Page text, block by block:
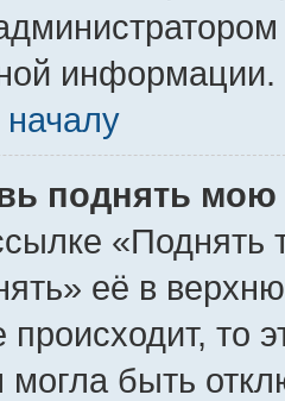
информации.
началу
поднять мою
«Поднять
её в
происходит, то
могла быть